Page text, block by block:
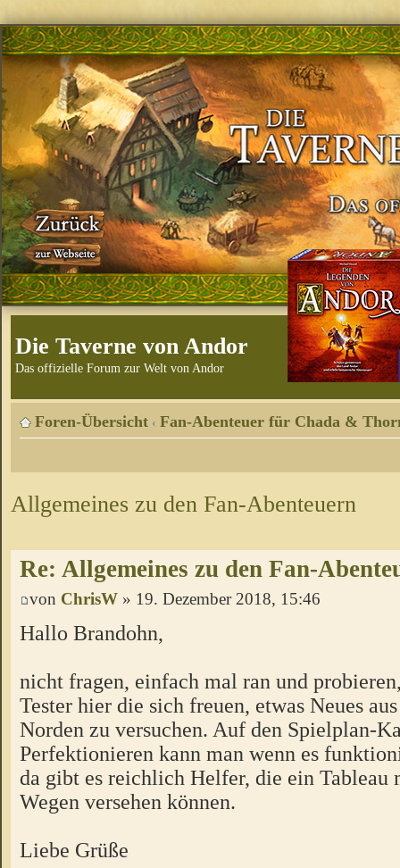
Die Taverne von Andor
Das offizielle Forum zur Welt von Andor
Foren-Übersicht ‹ Fan-Abenteuer für Chada &
Allgemeines zu den Fan-Abenteuern
Re: Allgemeines zu den Fan-
von ChrisW » 19. Dezember 2018, 15:46
Hallo Brandohn,
nicht fragen, einfach mal ran und
Tester hier die sich freuen, etwas Neues
Norden zu versuchen. Auf den Spielplan-
Perfektionieren kann man wenn es
da gibt es reichlich Helfer, die ein Tableau
Wegen versehen können.
Liebe Grüße